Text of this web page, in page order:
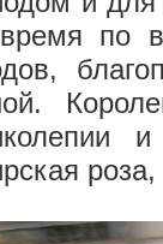
по